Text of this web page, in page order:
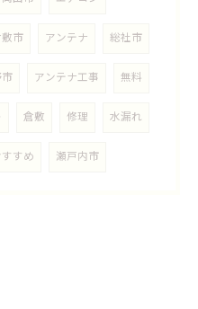
市 アンテナ 総社市
アンテナ工事 無料
倉敷 修理 水漏れ
すめ 瀬戸内市